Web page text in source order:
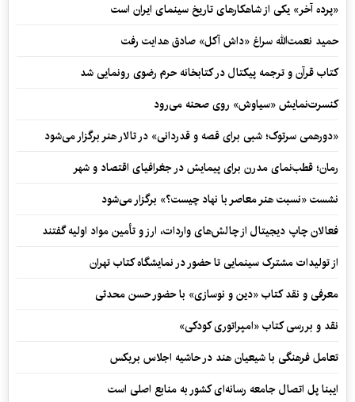
«پرده آخر» یکی از شاهکارهای تاریخ سینمای ایران است
حمید نعمت‌‏الله سراغ «داش آکل» صادق هدایت رفت
کتاب قرآن و ترجمه پیکتال در کتابخانه حرم رضوی رونمایی شد
کنسرت‌نمایش «سیاوش» روی صحنه می‌رود
«دورهمی سرتوک؛ شبی برای قصه و قدردانی» در تالار هنر برگزار می‌شود
رمان؛ قطب‌نمای مدرن برای پیمایش در جغرافیای اقتصاد و شهر
نشست «نسبت هنر معاصر با نهاد چیست؟» برگزار می‌شود
فعالان چاپ دیجیتال از چالش‌های واردات، ارز و تأمین مواد اولیه گفتند
از تولیدات مشترک سینمایی تا حضور در نمایشگاه کتاب تهران
معرفی و نقد کتاب «دین و نوسازی» با حضور حسن محدثی
نقد و بررسی کتاب «امپراتوری کودکی»
تعامل فرهنگی با شیعیان هند در حاشیه اجلاس بریکس
ایبنا پل اتصال جامعه رسانه‌ای کشور به منابع اصلی است